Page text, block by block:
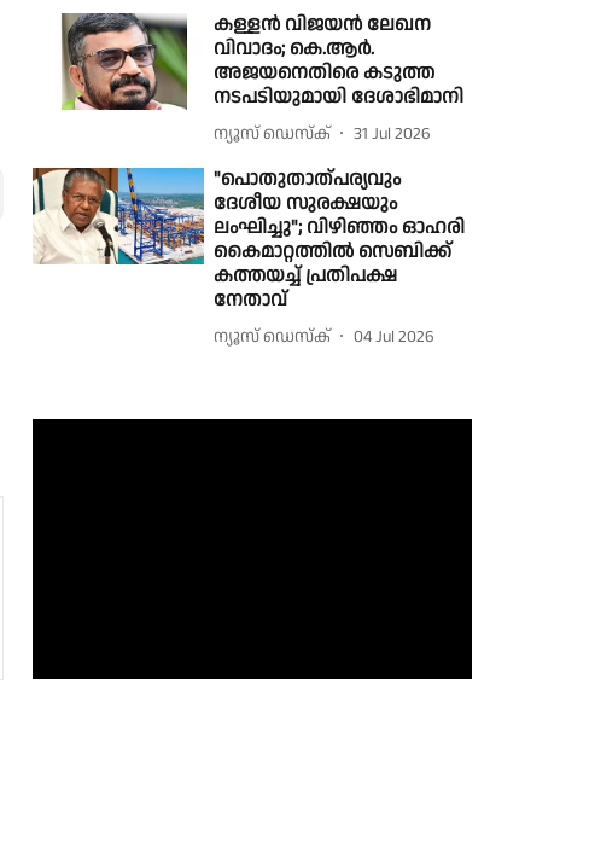
കള്ളൻ വിജയൻ ലേഖന
വിവാദം; കെ.ആർ.
അജയനെതിരെ കടുത്ത
നടപടിയുമായി ദേശാഭിമാനി
ന്യൂസ് ഡെസ്ക് 31 Jul 2026
"പൊതുതാത്പര്യവും
ദേശീയ സുരക്ഷയും
ലംഘിച്ചു"; വിഴിഞ്ഞം ഓഹരി
കൈമാറ്റത്തിൽ സെബിക്ക്
കത്തയച്ച് പ്രതിപക്ഷ
നേതാവ്
ന്യൂസ് ഡെസ്ക് 04 Jul 2026